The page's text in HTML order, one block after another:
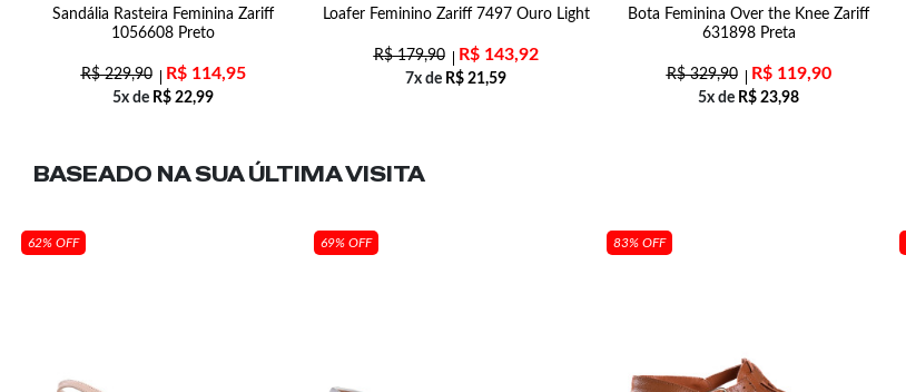
Sandália Rasteira Feminina Zariff
1056608 Preto
R$229,90 R$114,95
5x de R$ 22,99
Loafer Feminino Zariff 7497 Ouro Light
R$179,90 R$143,92
7x de R$ 21,59
Bota Feminina Over the Knee Zariff
631898 Preta
R$329,90 R$119,90
5x de R$ 23,98
BASEADO NA SUAÚLTIMA VISITA
62% OFF 69% OFF 83% OFF